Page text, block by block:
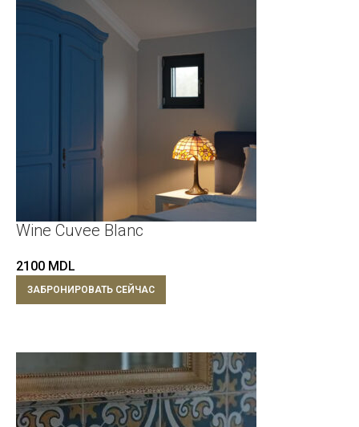
Wine Cuvee Blanc
2100 MDL
ЗАБРОНИРОВАТЬ СЕЙЧАС